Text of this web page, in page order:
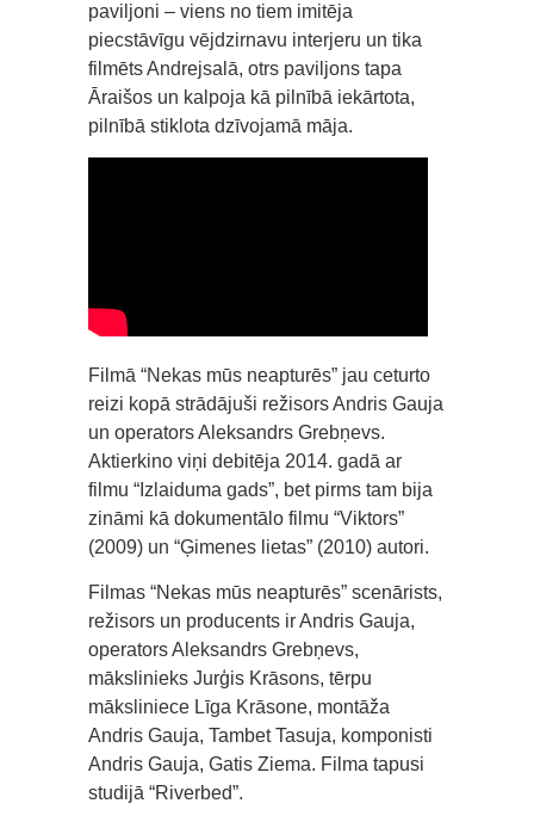
paviljoni – viens no tiem imitēja
piecstāvīgu vējdzirnavu interjeru un tika
filmēts Andrejsalā, otrs paviljons tapa
Āraišos un kalpoja kā pilnībā iekārtota,
pilnībā stiklota dzīvojamā māja.
Filmā “Nekas mūs neapturēs” jau ceturto
reizi kopā strādājuši režisors Andris Gauja
un operators Aleksandrs Grebņevs.
Aktierkino viņi debitēja 2014. gadā ar
filmu “Izlaiduma gads”, bet pirms tam bija
zināmi kā dokumentālo filmu “Viktors”
(2009) un “Ģimenes lietas” (2010) autori.
Filmas “Nekas mūs neapturēs” scenārists,
režisors un producents ir Andris Gauja,
operators Aleksandrs Grebņevs,
mākslinieks Jurģis Krāsons, tērpu
māksliniece Līga Krāsone, montāža
Andris Gauja, Tambet Tasuja, komponisti
Andris Gauja, Gatis Ziema. Filma tapusi
studijā “Riverbed”.